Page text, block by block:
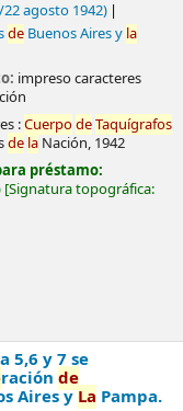
agosto 1942)
de Buenos Aires y la
impreso caracteres
:CuerpodeTaquígrafos
de la Nación, 1942
préstamo:
Signatura topográfica:
5,6 y 7 se
raciónde
Aires yLa Pampa.